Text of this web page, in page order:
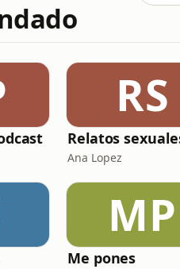
RS
Ana Lopez
MP
Me pones